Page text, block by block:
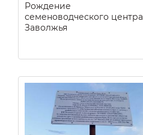
Рождение
семеноводческого центра
Заволжья